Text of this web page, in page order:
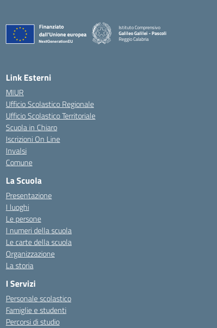
Istituto Comprensivo
Galileo Galilei - Pascoli
Reggio Calabria
Link Esterni
MIUR
Ufficio Scolastico Regionale
Ufficio Scolastico Territoriale
Scuola in Chiaro
Iscrizioni On Line
Invalsi
Comune
La Scuola
Presentazione
I luoghi
Le persone
I numeri della scuola
Le carte della scuola
Organizzazione
La storia
I Servizi
Personale scolastico
Famiglie e studenti
Percorsi di studio